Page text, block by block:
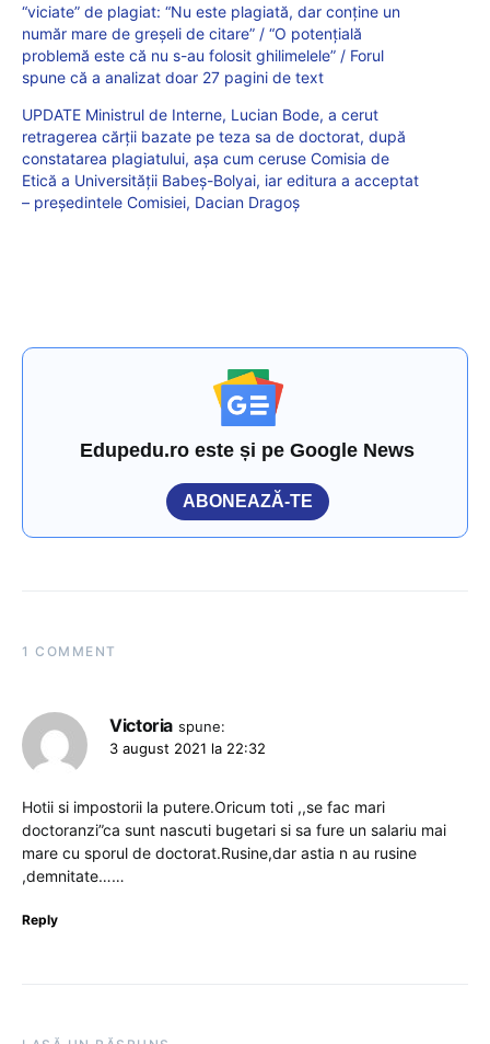
“viciate” de plagiat: “Nu este plagiată, dar conține un
număr mare de greșeli de citare” / “O potențială
problemă este că nu s-au folosit ghilimelele” / Forul
spune că a analizat doar 27 pagini de text
UPDATE Ministrul de Interne, Lucian Bode, a cerut
retragerea cărții bazate pe teza sa de doctorat, după
constatarea plagiatului, așa cum ceruse Comisia de
Etică a Universității Babeș-Bolyai, iar editura a acceptat
– președintele Comisiei, Dacian Dragoș
Edupedu.ro este și pe Google News
ABONEAZĂ-TE
1 COMMENT
Victoria spune:
3 august 2021 la 22:32
Hotii si impostorii la putere.Oricum toti ,,se fac mari
doctoranzi”ca sunt nascuti bugetari si sa fure un salariu mai
mare cu sporul de doctorat.Rusine,dar astia n au rusine
,demnitate……
Reply